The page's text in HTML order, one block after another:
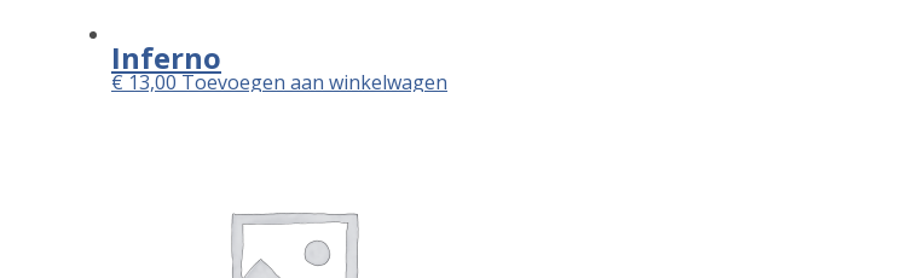
Inferno
€13,00Toevoegen aan winkelwagen